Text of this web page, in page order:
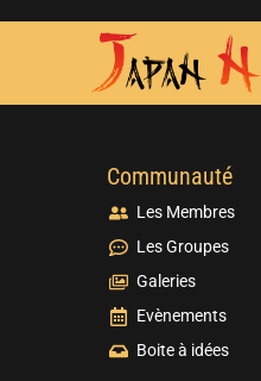
Communauté
Les Membres
Les Groupes
Galeries
Evènements
Boite à idées